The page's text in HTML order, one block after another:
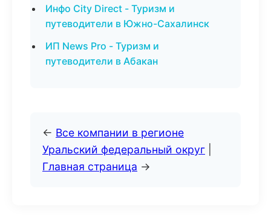
Инфо City Direct - Туризм и
путеводители в Южно-Сахалинск
ИП News Pro - Туризм и
путеводители в Абакан
← Все компании в регионе
Уральский федеральный округ
Главная страница →